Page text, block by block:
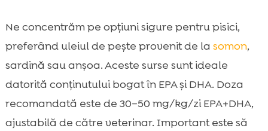
Ne concentrăm pe opțiuni sigure pentru pisici,
preferând uleiul de pește provenit de la somon,
sardină sau anșoa. Aceste surse sunt ideale
datorită conținutului bogat în EPA și DHA. Doza
recomandată este de 30–50 mg/kg/zi EPA+DHA,
ajustabilă de către veterinar. Important este să